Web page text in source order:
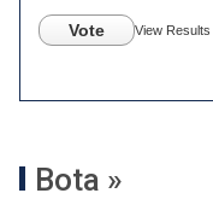
Vote View Results
Bota »